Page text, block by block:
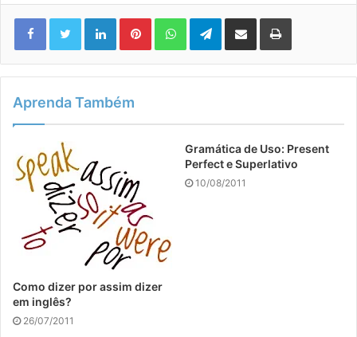
LinkedinPinterestWhatsAppTelegram
Compartilhar via e-mail Imprimir
Aprenda Também
Como dizer por assim dizer
em inglês?
26/07/2011
Gramática de Uso: Present
Perfect e Superlativo
10/08/2011